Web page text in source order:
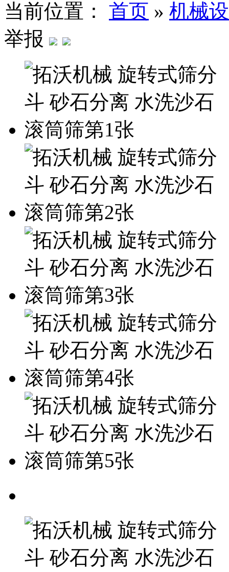
当前位置： 首页 » 机械
举报